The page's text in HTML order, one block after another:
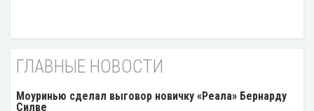
ГЛАВНЫЕ НОВОСТИ
Моуринью сделал выговор новичку «Реала» Бернарду
Силве